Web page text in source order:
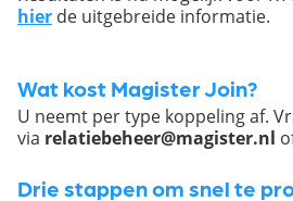
hier de uitgebreide informatie.
Wat kost Magister Join?
U neemt per type koppeling af.
via relatiebeheer@magister.nl
Drie stappen om snel te